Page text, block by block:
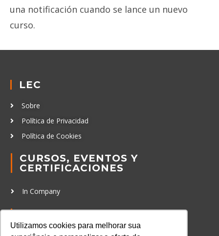
Utilizamos cookies para melhorar sua
una notificación cuando se lance un nuevo
curso.
LEC
Sobre
Política de Privacidad
Política de Cookies
CURSOS, EVENTOS Y
CERTIFICACIONES
In Company
CONCTATO